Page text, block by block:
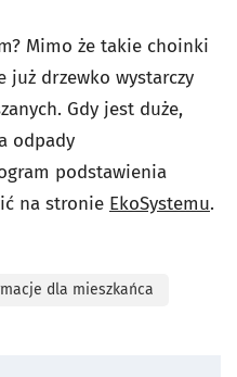
Mimo że takie choinki
już drzewko wystarczy
Gdy jest duże,
odpady
podstawienia
na stronie EkoSystemu.
dla mieszkańca